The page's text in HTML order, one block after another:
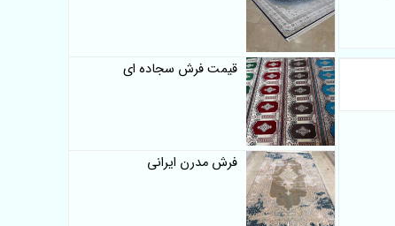
قیمت فرش سجاده ای
فرش مدرن ایرانی